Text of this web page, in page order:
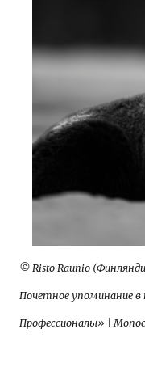
© Risto Raunio
Почетное упоминание в
Профессионалы» |